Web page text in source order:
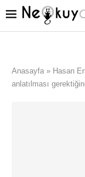
Anasayfa » Hasan
anlatılması